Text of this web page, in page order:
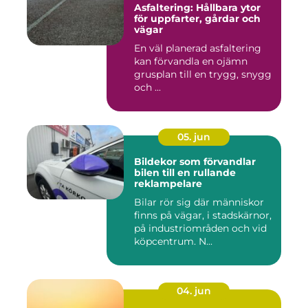
Asfaltering: Hållbara ytor
för uppfarter, gårdar och
vägar
En väl planerad asfaltering
kan förvandla en ojämn
grusplan till en trygg, snygg
och ...
05. jun
Bildekor som förvandlar
bilen till en rullande
reklampelare
Bilar rör sig där människor
finns på vägar, i stadskärnor,
på industriområden och vid
köpcentrum. N...
04. jun